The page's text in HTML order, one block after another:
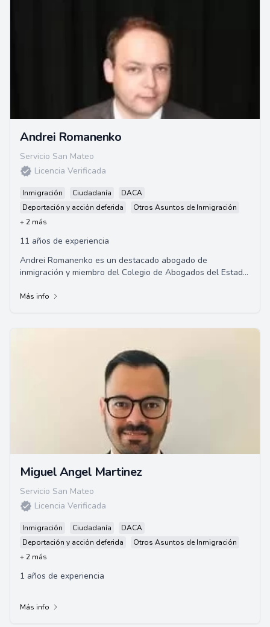
Andrei Romanenko
Servicio San Mateo
Licencia Verificada
Inmigración Ciudadanía
DACA
Deportación y acción deferida
Otros Asuntos de Inmigración
+ 2 más
11 años de experiencia
Andrei Romanenko es un destacado abogado de
inmigración y miembro del Colegio de Abogados del Estado
Más info
Miguel Angel Martinez
Servicio San Mateo
Licencia Verificada
Inmigración Ciudadanía
DACA
Deportación y acción deferida
Otros Asuntos de Inmigración
+ 2 más
1 años de experiencia
Más info